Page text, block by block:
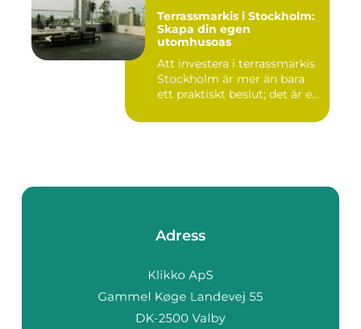
Terrassmarkis i Stockholm:
Skapa din egen
utomhusoas
Att investera i terrassmarkis
Stockholm är mer än bara
ett praktiskt beslut; det är e...
Adress